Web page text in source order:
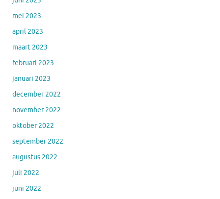
mei 2023
april 2023
maart 2023
februari 2023
januari 2023
december 2022
november 2022
oktober 2022
september 2022
augustus 2022
juli 2022
juni 2022